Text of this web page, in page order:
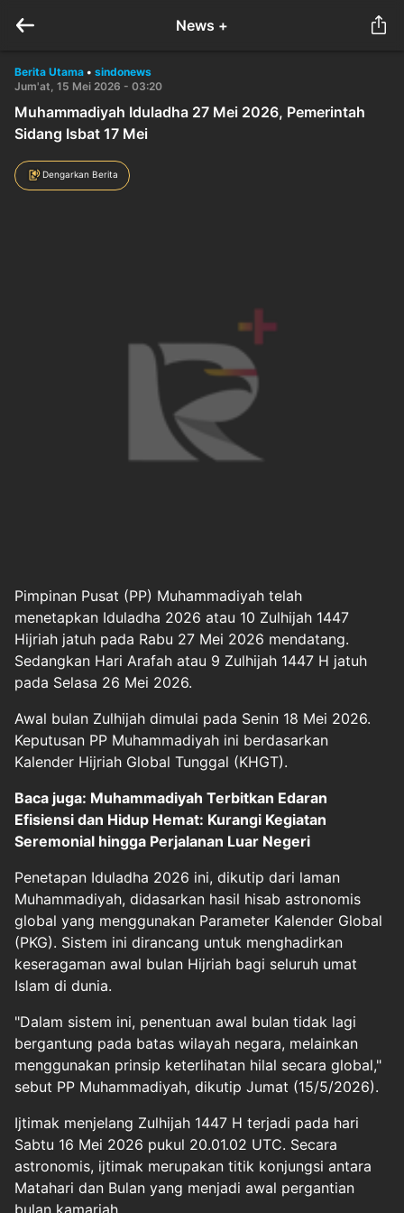
News +
Berita Utama • sindonews
Jum'at, 15 Mei 2026 - 03:20
Muhammadiyah Iduladha 27 Mei 2026, Pemerintah
Sidang Isbat 17 Mei
Dengarkan Berita
Pimpinan Pusat (PP) Muhammadiyah telah
menetapkan Iduladha 2026 atau 10 Zulhijah 1447
Hijriah jatuh pada Rabu 27 Mei 2026 mendatang.
Sedangkan Hari Arafah atau 9 Zulhijah 1447 H jatuh
pada Selasa 26 Mei 2026.
Awal bulan Zulhijah dimulai pada Senin 18 Mei 2026.
Keputusan PP Muhammadiyah ini berdasarkan
Kalender Hijriah Global Tunggal (KHGT).
Baca juga: Muhammadiyah Terbitkan Edaran
Efisiensi dan Hidup Hemat: Kurangi Kegiatan
Seremonial hingga Perjalanan Luar Negeri
Penetapan Iduladha 2026 ini, dikutip dari laman
Muhammadiyah, didasarkan hasil hisab astronomis
global yang menggunakan Parameter Kalender Global
(PKG). Sistem ini dirancang untuk menghadirkan
keseragaman awal bulan Hijriah bagi seluruh umat
Islam di dunia.
"Dalam sistem ini, penentuan awal bulan tidak lagi
bergantung pada batas wilayah negara, melainkan
menggunakan prinsip keterlihatan hilal secara global,"
sebut PP Muhammadiyah, dikutip Jumat (15/5/2026).
Ijtimak menjelang Zulhijah 1447 H terjadi pada hari
Sabtu 16 Mei 2026 pukul 20.01.02 UTC. Secara
astronomis, ijtimak merupakan titik konjungsi antara
Matahari dan Bulan yang menjadi awal pergantian
bulan kamariah.